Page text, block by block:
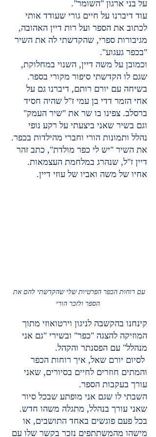
על בני ארגון "השומר".
עוד דיברנו על חיים גורי שעודד אותי
לכתוב את הספר ועל רות דיין האהובה,
מגיבורות ספרי, שהקדשתי לה את השיר
"בכפר געגוע".
וכמובן על משה דיין, השנוי במחלוקת,
שגם לו הקדשתי סיפור מקורי בספר.
בשיחה עם יורם רותם, דיברנו גם על
אחי הזמר דדי בן עמי ז"ל שהיה חסיד
ברסלב. צפינו בו שר את "שיר העמק"
וגם בשיר שאני ביצעתי על רקע נופי
נהלל ותמונות הורי וחברי מהילדות בכפר.
את השיר "יש לי כפר מולדת", כתב זהר
דיין ז"ל, שנהרג במלחמת העצמאות.
אחיו של משה ואביו של עוזי דיין.
עם רוחות הכפר הפרטיות שלי שהקדשתי להם את
הספר ולזכר הורי
קינחנו בהקשבה לניגון וירטואוזי מתוך
המוזיקה להצגה "כפר" ובשירי "גם אני
מנהלל" עם הפסנתר והקהל.
לסיום יורם שאל, איך רוחות הכפר
והמתים חוזרים לחיים בסיורים, שאני
עורך בעקבות הספר.
השבתי לו שגם אני מופתע שבכל סיור
שאני עורך בנהלל, מתגלה משהו חדש.
בכל פעם פוגשים באחד התושבים, או
מישהו מהמשתתפים נזכר בקשר שלו עם